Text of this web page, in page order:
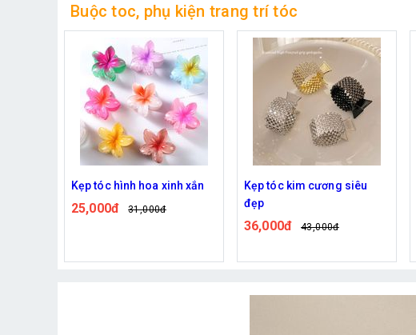
Buộc toc, phụ kiện trang trí tóc
Kẹp tóc kim cương siêu
đẹp
Băng đô cài tóc happy
birthday
40,000đ 49,000đ